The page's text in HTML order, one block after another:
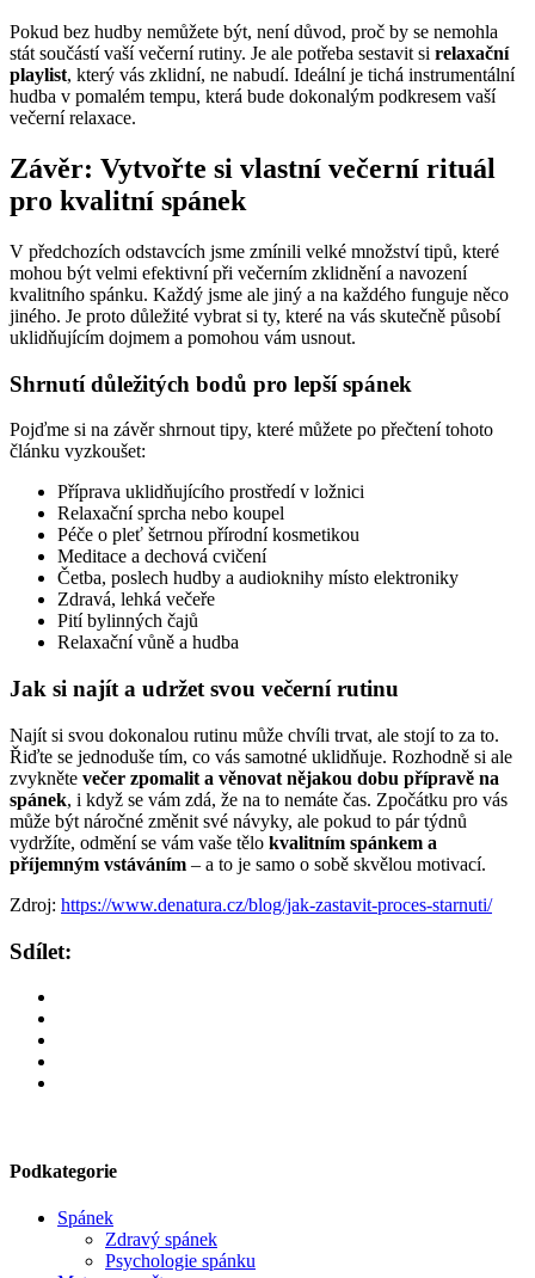
Pokud bez hudby nemůžete být, není důvod, proč by se nemohla
stát součástí vaší večerní rutiny. Je ale potřeba sestavit si relaxační
playlist, který vás zklidní, ne nabudí. Ideální je tichá instrumentální
hudba v pomalém tempu, která bude dokonalým podkresem vaší
večerní relaxace.
Závěr: Vytvořte si vlastní večerní rituál
pro kvalitní spánek
V předchozích odstavcích jsme zmínili velké množství tipů, které
mohou být velmi efektivní při večerním zklidnění a navození
kvalitního spánku. Každý jsme ale jiný a na každého funguje něco
jiného. Je proto důležité vybrat si ty, které na vás skutečně působí
uklidňujícím dojmem a pomohou vám usnout.
Shrnutí důležitých bodů pro lepší spánek
Pojďme si na závěr shrnout tipy, které můžete po přečtení tohoto
článku vyzkoušet:
Příprava uklidňujícího prostředí v ložnici
Relaxační sprcha nebo koupel
Péče o pleť šetrnou přírodní kosmetikou
Meditace a dechová cvičení
Četba, poslech hudby a audioknihy místo elektroniky
Zdravá, lehká večeře
Pití bylinných čajů
Relaxační vůně a hudba
Jak si najít a udržet svou večerní rutinu
Najít si svou dokonalou rutinu může chvíli trvat, ale stojí to za to.
Řiďte se jednoduše tím, co vás samotné uklidňuje. Rozhodně si ale
zvykněte večer zpomalit a věnovat nějakou dobu přípravě na
spánek, i když se vám zdá, že na to nemáte čas. Zpočátku pro vás
může být náročné změnit své návyky, ale pokud to pár týdnů
vydržíte, odmění se vám vaše tělo kvalitním spánkem a
příjemným vstáváním – a to je samo o sobě skvělou motivací.
Zdroj: https://www.denatura.cz/blog/jak-zastavit-proces-starnuti/
Sdílet:
Podkategorie
Spánek
Zdravý spánek
Psychologie spánku